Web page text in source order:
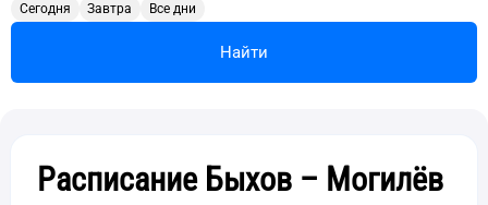
Сегодня Завтра Все дни
Найти
Расписание Быхов – Могилёв